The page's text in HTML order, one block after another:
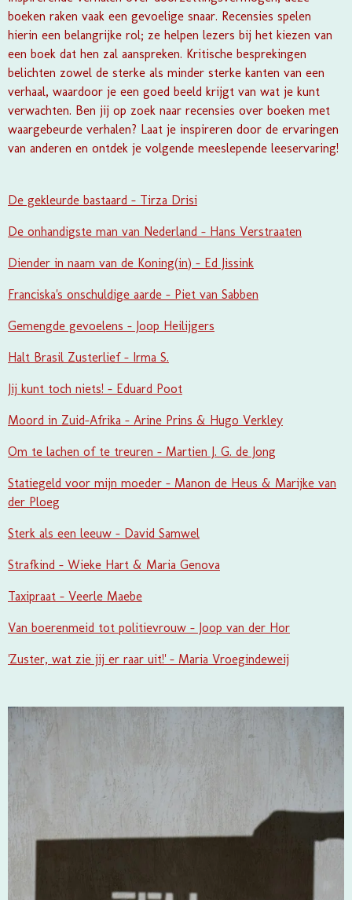
boeken raken vaak een gevoelige snaar. Recensies spelen
hierin een belangrijke rol; ze helpen lezers bij het kiezen van
een boek dat hen zal aanspreken. Kritische besprekingen
belichten zowel de sterke als minder sterke kanten van een
verhaal, waardoor je een goed beeld krijgt van wat je kunt
verwachten. Ben jij op zoek naar recensies over boeken met
waargebeurde verhalen? Laat je inspireren door de ervaringen
van anderen en ontdek je volgende meeslepende leeservaring!
De gekleurde bastaard - Tirza Drisi
De onhandigste man van Nederland - Hans Verstraaten
Diender in naam van de Koning(in) - Ed Jissink
Franciska's onschuldige aarde - Piet van Sabben
Gemengde gevoelens - Joop Heilijgers
Halt Brasil Zusterlief - Irma S.
Jij kunt toch niets! - Eduard Poot
Moord in Zuid-Afrika - Arine Prins & Hugo Verkley
Om te lachen of te treuren - Martien J. G. de Jong
Statiegeld voor mijn moeder - Manon de Heus & Marijke van
der Ploeg
Sterk als een leeuw - David Samwel
Strafkind - Wieke Hart & Maria Genova
Taxipraat - Veerle Maebe
Van boerenmeid tot politievrouw - Joop van der Hor
'Zuster, wat zie jij er raar uit!' - Maria Vroegindeweij